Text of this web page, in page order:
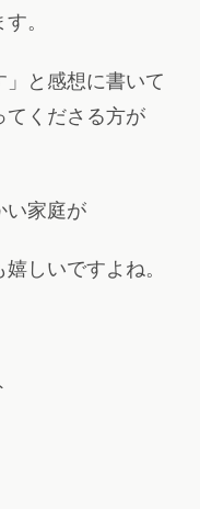
。
と感想に書いて
てくださる方が
い家庭が
しいですよね。